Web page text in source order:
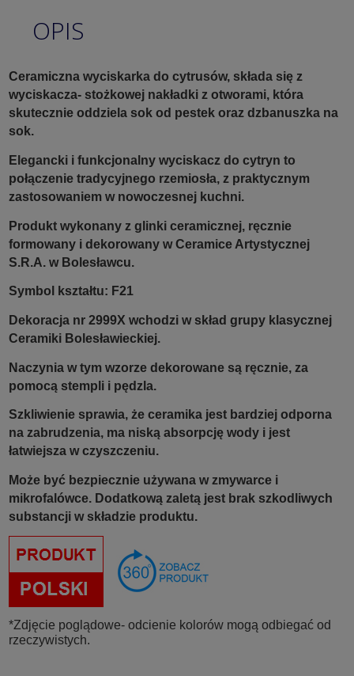
OPIS
Ceramiczna wyciskarka do cytrusów, składa się z
wyciskacza- stożkowej nakładki z otworami, która
skutecznie oddziela sok od pestek oraz dzbanuszka na
sok.
Elegancki i funkcjonalny wyciskacz do cytryn to
połączenie tradycyjnego rzemiosła, z praktycznym
zastosowaniem w nowoczesnej kuchni.
Produkt wykonany z glinki ceramicznej, ręcznie
formowany i dekorowany w Ceramice Artystycznej
S.R.A. w Bolesławcu.
Symbol kształtu: F21
Dekoracja nr 2999X wchodzi w skład grupy klasycznej
Ceramiki Bolesławieckiej.
Naczynia w tym wzorze dekorowane są ręcznie, za
pomocą stempli i pędzla.
Szkliwienie sprawia, że ceramika jest bardziej odporna
na zabrudzenia, ma niską absorpcję wody i jest
łatwiejsza w czyszczeniu.
Może być bezpiecznie używana w zmywarce i
mikrofalówce. Dodatkową zaletą jest brak szkodliwych
substancji w składzie produktu.
*Zdjęcie poglądowe- odcienie kolorów mogą odbiegać od
rzeczywistych.